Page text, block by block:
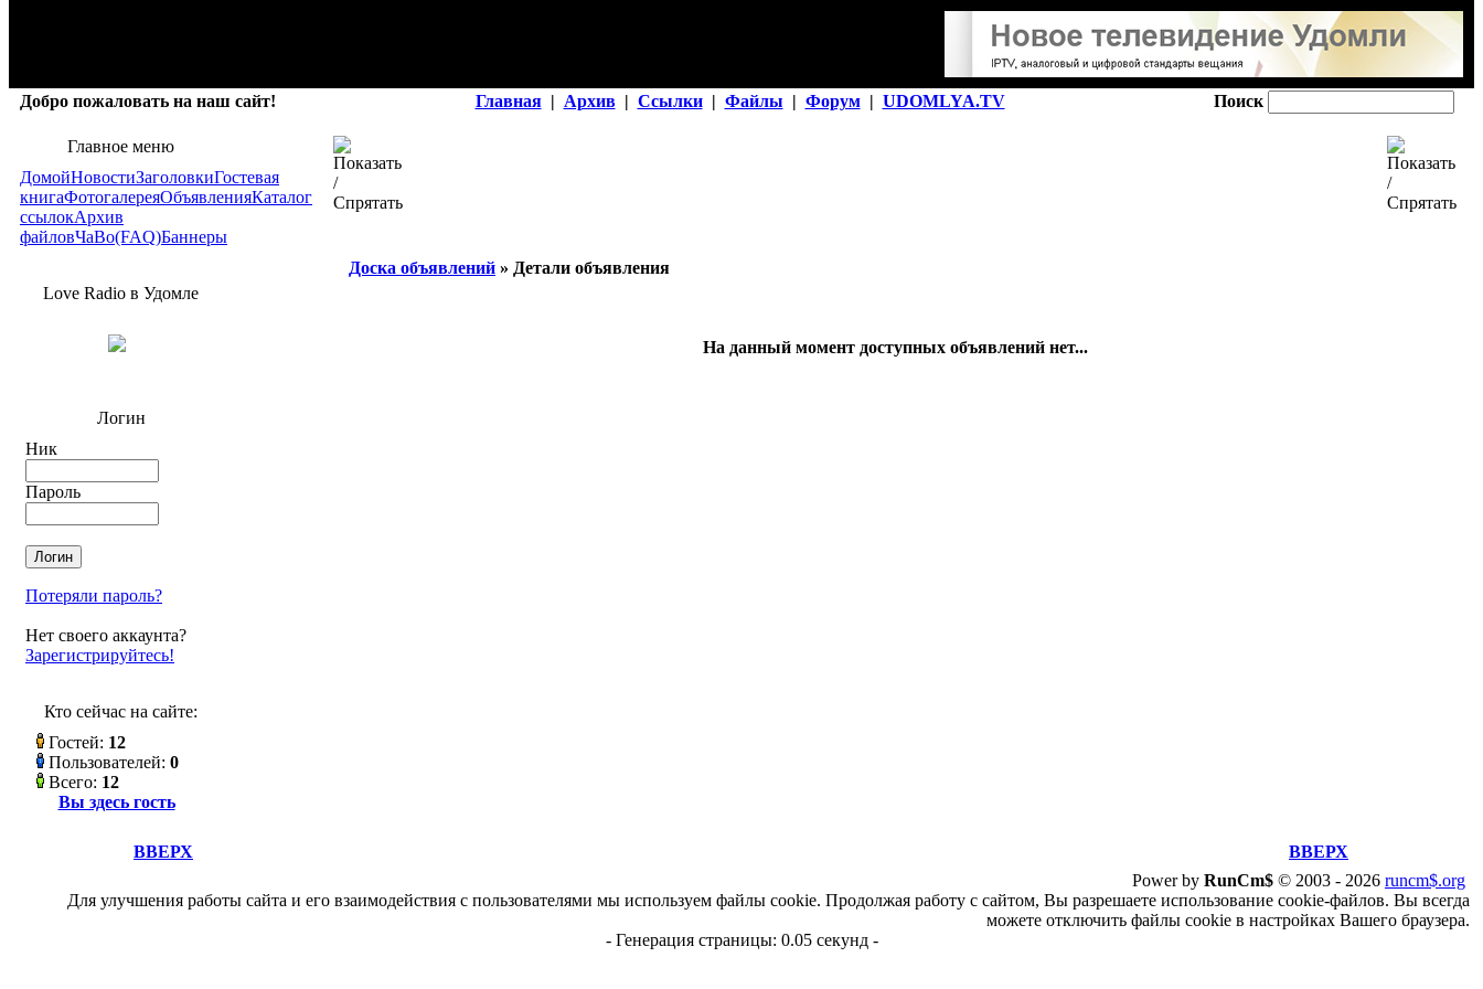
Добро пожаловать на наш сайт! Главная | Архив | Ссылки | Файлы | Форум | UDOMLYA.TV Поиск
Главное меню
ДомойНовостиЗаголовкиГостевая
книгаФотогалереяОбъявленияКаталог
ссылокАрхив
файловЧаВо(FAQ)Баннеры
Love Radio в Удомле
Логин
Ник
Пароль
Потеряли пароль?
Нет своего аккаунта?
Зарегистрируйтесь!
Кто сейчас на сайте:
Гостей: 12
Пользователей: 0
Всего: 12
Вы здесь гость
Доска объявлений » Детали объявления
На данный момент доступных объявлений нет...
ВВЕРХ
ВВЕРХ
Power by RunCm$ © 2003 - 2026 runcm$.org
Для улучшения работы сайта и его взаимодействия с пользователями мы используем файлы cookie. Продолжая работу с сайтом, Вы разрешаете использование cookie-файлов. Вы всегда
можете отключить файлы cookie в настройках Вашего браузера.
- Генерация страницы: 0.05 секунд -